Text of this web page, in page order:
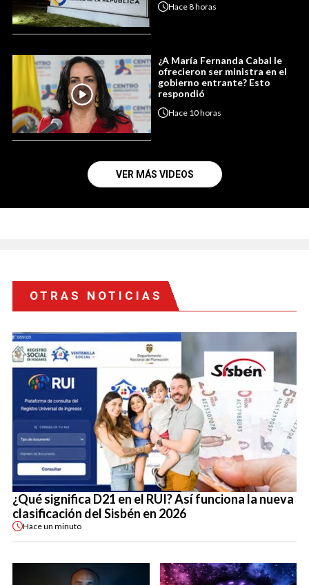
Hace8 horas
¿A María Fernanda Cabal le
ofrecieron ser ministra en el
gobierno entrante? Esto
respondió
Hace 10 horas
VER MÁS VIDEOS
OTRAS NOTICIAS
¿Qué significa D21 en el RUI? Así funciona la nueva
clasificación del Sisbén en 2026
Haceun minuto